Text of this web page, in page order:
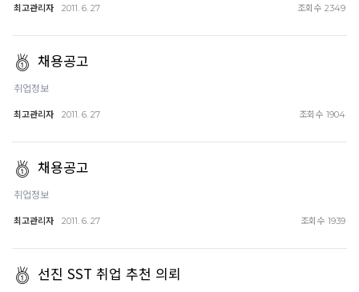
최고관리자 2011. 6. 27 조회수 2349
채용공고
취업정보
최고관리자 2011. 6. 27 조회수 1904
채용공고
취업정보
최고관리자 2011. 6. 27 조회수 1939
선진 SST 취업 추천 의뢰